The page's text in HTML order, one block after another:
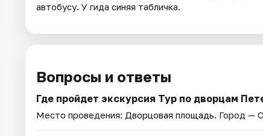
автобусу. У гида синяя табличка.
Вопросы и ответы
Где пройдет экскурсия Тур по дворцам
Место проведения: Дворцовая площадь. Город —